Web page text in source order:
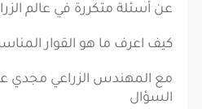
عن أسئلة متكررة في عالم
كيف اعرف ما هو القوار
مع المهندس الزراعي مجدي
السؤال